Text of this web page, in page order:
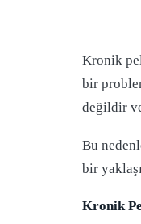
Kronik
bir
değildir
Bu
bir
Kronik